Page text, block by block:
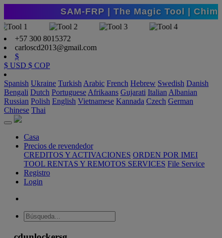
SAM-FRP | The Magic Tool |
+57 300 8015372
carloscd2013@gmail.com
$
$ USD $ COP
Spanish Ukraine Turkish Arabic French Hebrew Swedish Danish
Bengali Dutch Portuguese Afrikaans Gujarati Italian Albanian
Russian Polish English Vietnamese Kannada Czech German
Chinese Thai
Casa
Precios de revendedor
CREDITOS Y ACTIVACIONES ORDEN POR IMEI
TOOL RENTAS Y REMOTOS SERVICES File Service
Registro
Login